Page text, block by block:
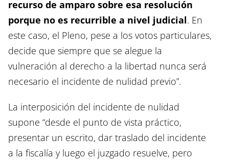
recurso de amparo sobre esa resolución
porque no es recurrible a nivel judicial. En
este caso, el Pleno, pese a los votos particulares,
decide que siempre que se alegue la
vulneración al derecho a la libertad nunca será
necesario el incidente de nulidad previo”.
La interposición del incidente de nulidad
supone “desde el punto de vista práctico,
presentar un escrito, dar traslado del incidente
a la fiscalía y luego el juzgado resuelve, pero